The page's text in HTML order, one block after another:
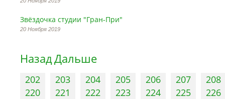
Звёздочка студии "Гран-При"
20 Ноября 2019
НазадДальше
202 203 204 205 206 207
208
220
221 222 223 224 225
226